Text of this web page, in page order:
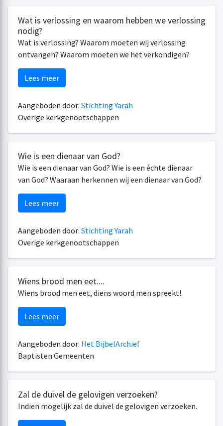
Wat is verlossing en waarom hebben we verlossing
nodig?
Wat is verlossing? Waarom moeten wij verlossing
ontvangen? Waarom moeten we het verkondigen?
Lees meer
Aangeboden door: Stichting Yarah
Overige kerkgenootschappen
Wie is een dienaar van God?
Wie is een dienaar van God? Wie is een échte dienaar
van God? Waaraan herkennen wij een dienaar van God?
Lees meer
Aangeboden door: Stichting Yarah
Overige kerkgenootschappen
Wiens brood men eet....
Wiens brood men eet, diens woord men spreekt!
Lees meer
Aangeboden door: Het BijbelArchief
Baptisten Gemeenten
Zal de duivel de gelovigen verzoeken?
Indien mogelijk zal de duivel de gelovigen verzoeken.